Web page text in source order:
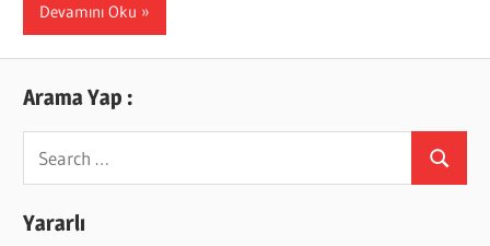
Devamını Oku
Arama Yap :
Search
for:
Search
Yararlı